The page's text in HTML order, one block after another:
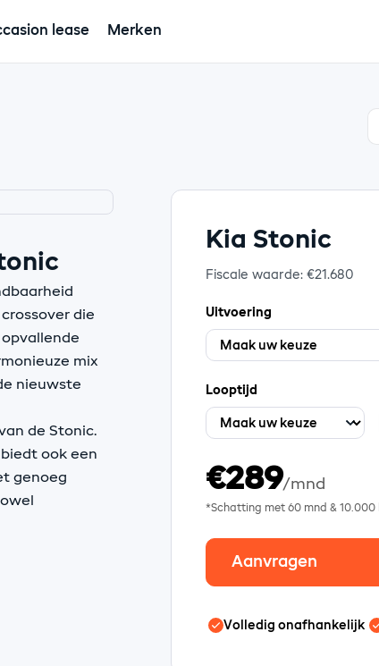
lease Merken
die
mix
nieuwste
de Stonic.
ook een
genoeg
Kia Stonic
Fiscale waarde: €21.680
Uitvoering
Looptijd
€289/mnd
*Schatting met 60 mnd &10.000
Aanvragen
Volledig onafhankelijk